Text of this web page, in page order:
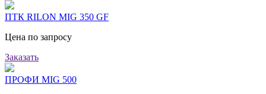
ПТК RILON MIG 350 GF
Цена по запросу
Заказать
ПРОФИ MIG 500